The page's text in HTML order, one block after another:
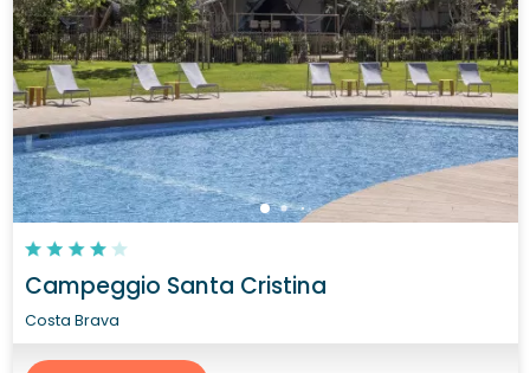
Campeggio Santa Cristina
Costa Brava